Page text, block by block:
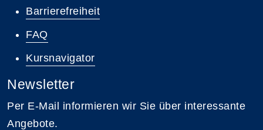
Barrierefreiheit
FAQ
Kursnavigator
Newsletter
Per E-Mail informieren wir Sie über interessante
Angebote.